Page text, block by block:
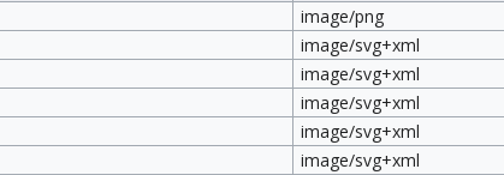
image/png
image/svg+xml
image/svg+xml
image/svg+xml
image/svg+xml
image/svg+xml